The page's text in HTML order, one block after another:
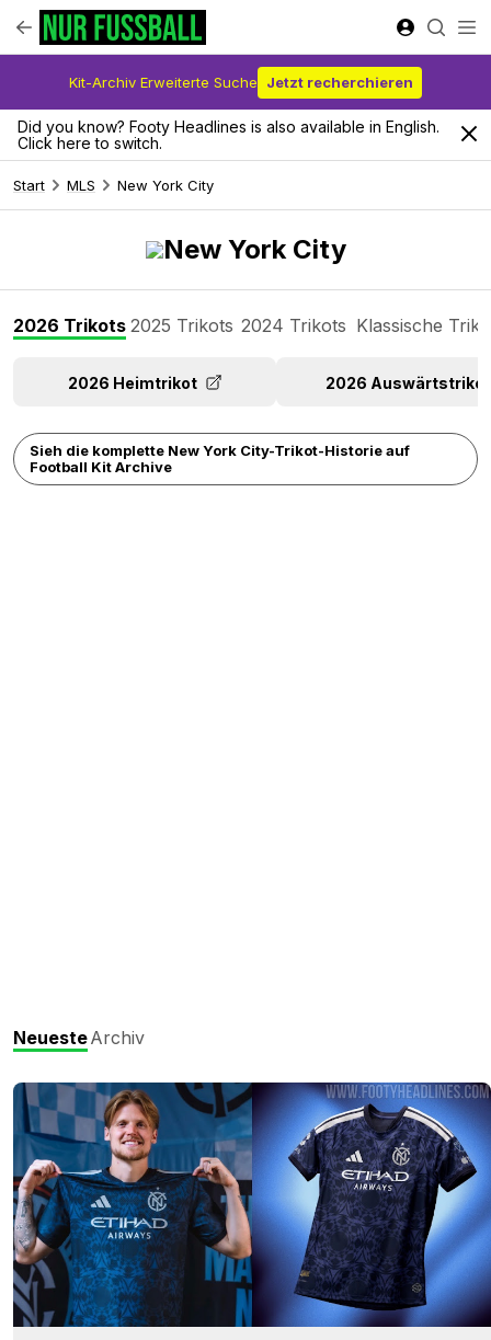
Kit-Archiv Erweiterte Suche Jetzt recherchieren
Did you know? Footy Headlines is also available in English.
Click here to switch.
Start MLS New York City
New York City
2026 Trikots 2025 Trikots 2024 Trikots Klassische
2026 Heimtrikot 2026 Auswärtstrikot
Sieh die komplette New York City-Trikot-Historie auf
Football Kit Archive
NeuesteArchiv